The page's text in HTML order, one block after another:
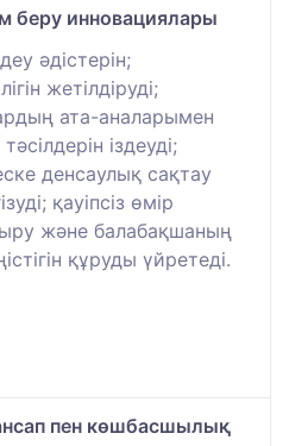
беру инновациялары
әдістерін;
жетілдіруді;
ата-аналарымен
іздеуді;
денсаулық сақтау
қауіпсіз өмір
және балабақшаның
құруды үйретеді.
пен көшбасшылық